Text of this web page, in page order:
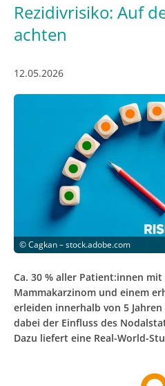
Rezidivrisiko: Auf
achten
12.05.2026
©Cagkan – stock.adobe.com
Ca. 30 % aller Patient:innen mit
Mammakarzinom und einem
erleiden innerhalb von 5 Jahren
dabei der Einfluss des
Dazu liefert eine Real-World-